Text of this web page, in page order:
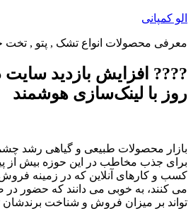
پرش
محتوا
الو کمپانی
معرفی محصولات انواع تشک , پتو , تخت
روز با لینک‌سازی هوشمند
بازار محصولات طبیعی و گیاهی رشد
برای جذب مخاطب در این حوزه بیش از
کسب و کارهای آنلاین که در زمینه
می کنند، به خوبی می دانند که حضور
تواند بر میزان فروش و شناخت برندشان